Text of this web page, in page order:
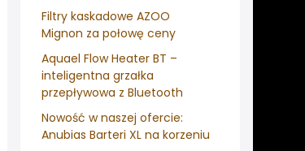
Filtry kaskadowe AZOO
Mignon za połowę ceny
Aquael Flow Heater BT –
inteligentna grzałka
przepływowa z Bluetooth
Nowość w naszej ofercie:
Anubias Barteri XL na korzeniu